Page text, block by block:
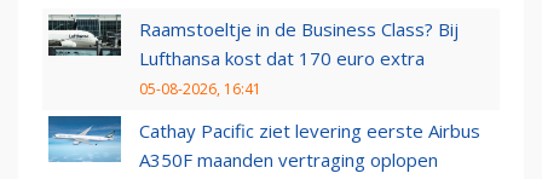
Raamstoeltje in de Business Class? Bij
Lufthansa kost dat 170 euro extra
05-08-2026, 16:41
Cathay Pacific ziet levering eerste Airbus
A350F maanden vertraging oplopen